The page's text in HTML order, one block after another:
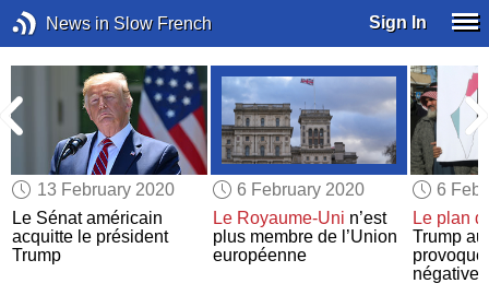
News in Slow French Sign In
13 February 2020
Le Sénat américain
acquitte le président
Trump
6 February 2020
Le Royaume-Uni n’est
plus membre de l’Union
européenne
6
Le plan
Trump au